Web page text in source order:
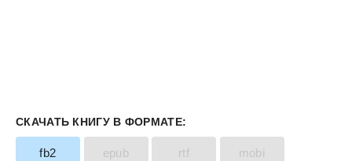
СКАЧАТЬ КНИГУ В ФОРМАТЕ:
fb2 epub rtf mobi